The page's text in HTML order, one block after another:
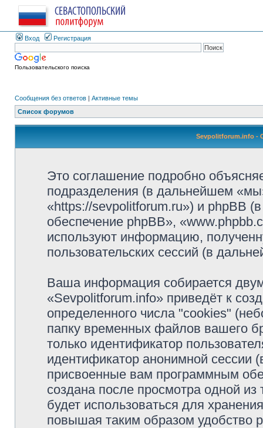
Вход Регистрация
Пользовательского поиска
Сообщения без ответов | Активные темы
Список форумов
Sevpolitforum.info -
Это соглашение подробно
подразделения (в дальнейшем
«https://sevpolitforum.ru») и phpBB
обеспечение phpBB»,
используют информацию,
пользовательских сессий (в
Ваша информация собирается
«Sevpolitforum.info» приведёт к
определенного числа "cookies"
папку временных файлов вашего
только идентификатор
идентификатор анонимной сессии
присвоенные вам программным
создана после просмотра одной
будет использоваться для
повышая таким образом удобство